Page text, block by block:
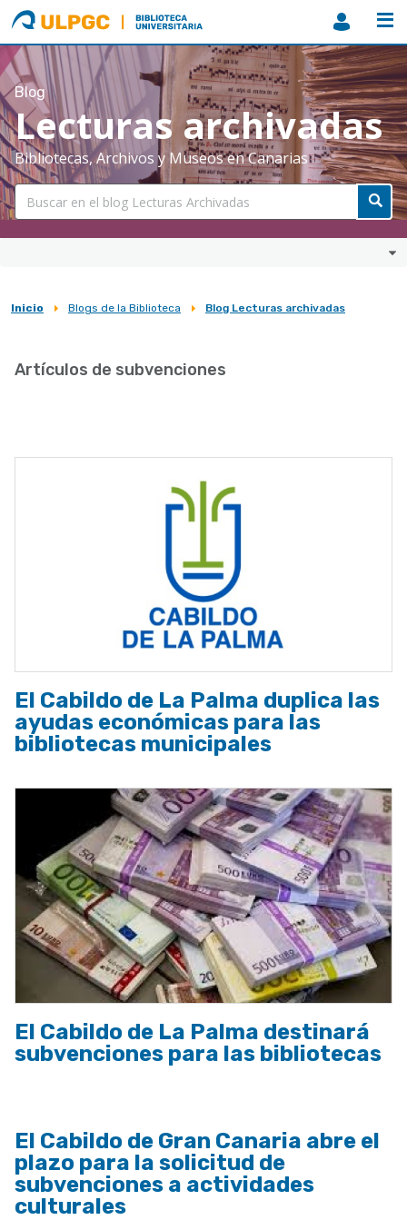
ULPGC
Biblioteca
ULPGC
Blog
Lecturas archivadas
Bibliotecas, Archivos y Museos en Canarias
Sobrescribir
de
la
Inicio Blogs de la Biblioteca Blog Lecturas archivadas
Artículos de subvenciones
El Cabildo de La Palma duplica las
ayudas económicas para las
bibliotecas municipales
El Cabildo de La Palma destinará
subvenciones para las bibliotecas
El Cabildo de Gran Canaria abre el
plazo para la solicitud de
subvenciones a actividades
culturales